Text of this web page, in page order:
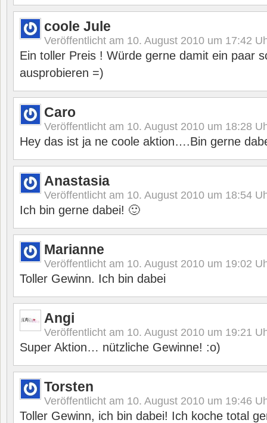
coole Jule
Veröffentlicht am 10. August 2010 um 17:42
Ein toller Preis ! Würde gerne damit ein paar
ausprobieren =)
Caro
Veröffentlicht am 10. August 2010 um 18:28
Hey das ist ja ne coole aktion….Bin gerne
Anastasia
Veröffentlicht am 10. August 2010 um 18:54
Ich bin gerne dabei! 🙂
Marianne
Veröffentlicht am 10. August 2010 um 19:02
Toller Gewinn. Ich bin dabei
Angi
Veröffentlicht am 10. August 2010 um 19:21
Super Aktion… nützliche Gewinne! :o)
Torsten
Veröffentlicht am 10. August 2010 um 19:46
Toller Gewinn, ich bin dabei! Ich koche total